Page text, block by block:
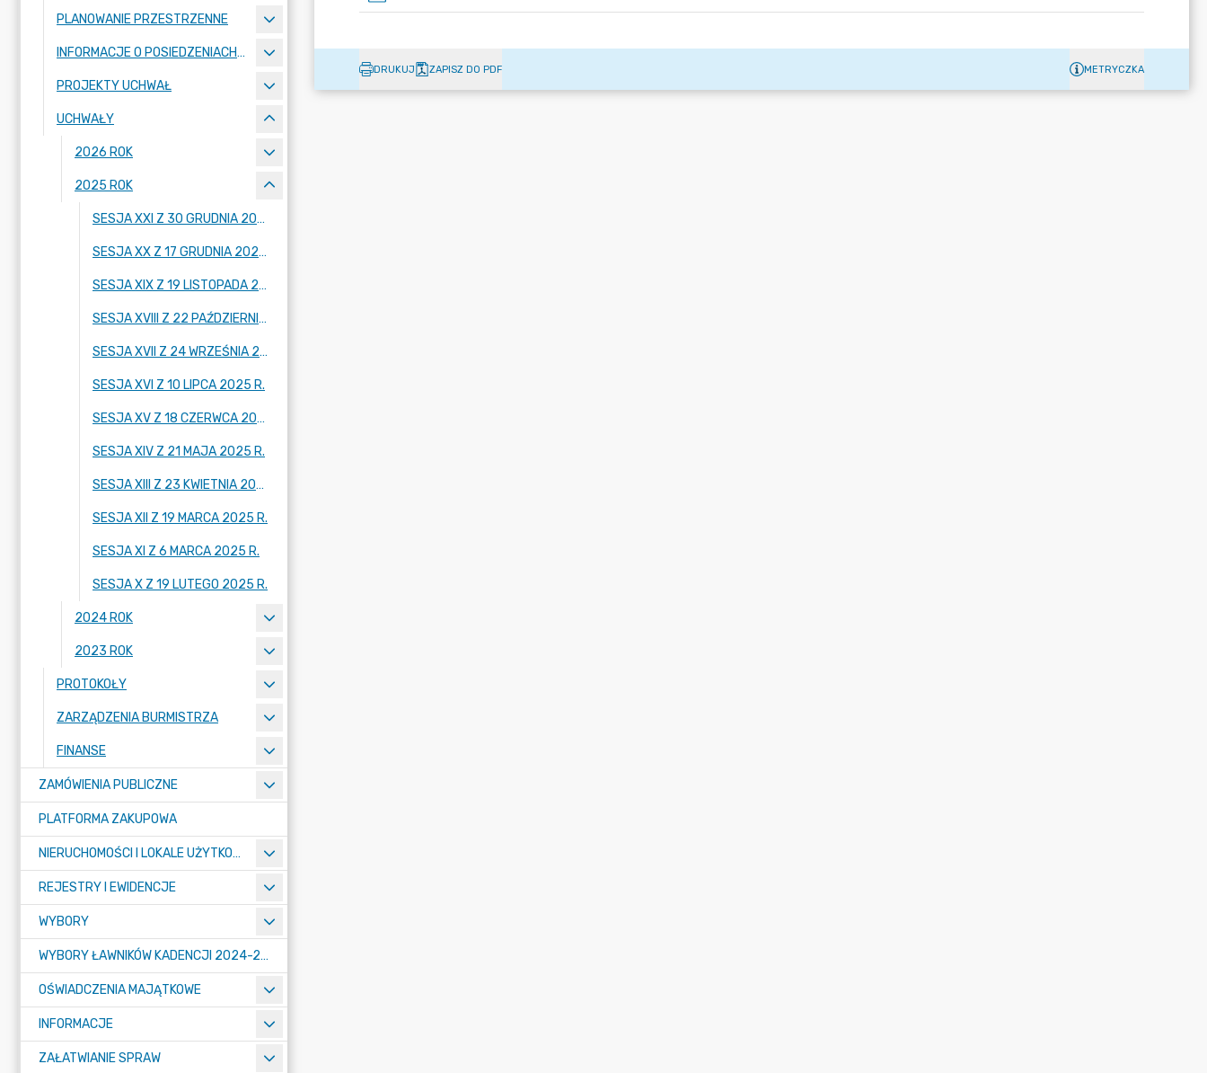
PLANOWANIE PRZESTRZENNE
INFORMACJE O POSIEDZENIACH KOMISJI
PROJEKTY UCHWAŁ
UCHWAŁY
2026 ROK
2025 ROK
SESJA XXI Z 30 GRUDNIA 2025 R.
SESJA XX Z 17 GRUDNIA 2025 R.
SESJA XIX Z 19 LISTOPADA 2025 R.
SESJA XVIII Z 22 PAŹDZIERNIKA 2025 R.
SESJA XVII Z 24 WRZEŚNIA 2025 R.
SESJA XVI Z 10 LIPCA 2025 R.
SESJA XV Z 18 CZERWCA 2025 R.
SESJA XIV Z 21 MAJA 2025 R.
SESJA XIII Z 23 KWIETNIA 2025 R.
SESJA XII Z 19 MARCA 2025 R.
SESJA XI Z 6 MARCA 2025 R.
SESJA X Z 19 LUTEGO 2025 R.
2024 ROK
2023 ROK
PROTOKOŁY
ZARZĄDZENIA BURMISTRZA
FINANSE
ZAMÓWIENIA PUBLICZNE
PLATFORMA ZAKUPOWA
NIERUCHOMOŚCI I LOKALE UŻYTKOWE
REJESTRY I EWIDENCJE
WYBORY
WYBORY ŁAWNIKÓW KADENCJI 2024-2027
OŚWIADCZENIA MAJĄTKOWE
INFORMACJE
ZAŁATWIANIE SPRAW
DRUKUJ ZAPISZ DO PDF METRYCZKA